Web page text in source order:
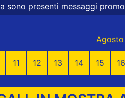
promozionali e commerciali
11 12 13 14 15 16